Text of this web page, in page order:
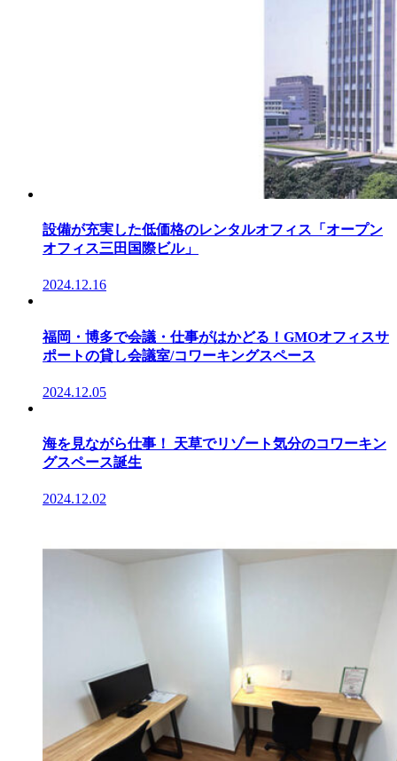
設備が充実した低価格のレンタルオフィス「オープン
オフィス三田国際ビル」
2024.12.16
福岡・博多で会議・仕事がはかどる！GMOオフィスサ
ポートの貸し会議室/コワーキングスペース
2024.12.05
海を見ながら仕事！ 天草でリゾート気分のコワーキン
グスペース誕生
2024.12.02